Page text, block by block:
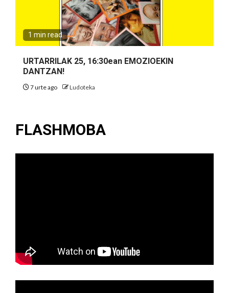
1 min read
URTARRILAK 25, 16:30ean EMOZIOEKIN
DANTZAN!
7 urte ago Ludoteka
FLASHMOBA